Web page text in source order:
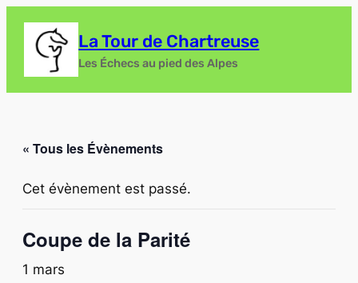
La Tour de Chartreuse
Les Échecs au pied des Alpes
« Tous les Évènements
Cet évènement est passé.
Coupe de la Parité
1 mars